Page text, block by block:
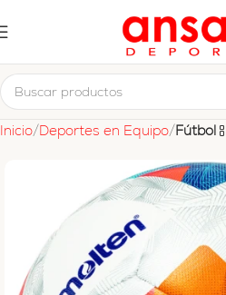
Inicio Deportes en Equipo Fútbol